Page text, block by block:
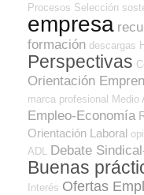
Procesos Selección
empresa
formación descargas
Perspectivas
Orientación
marca profesional
Medio
Empleo-Economía
Orientación Laboral
ADL
Debate
Buenas
Interés Ofertas